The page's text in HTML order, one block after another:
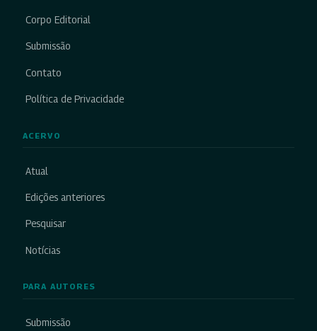
Corpo Editorial
Submissão
Contato
Política de Privacidade
ACERVO
Atual
Edições anteriores
Pesquisar
Notícias
PARA AUTORES
Submissão